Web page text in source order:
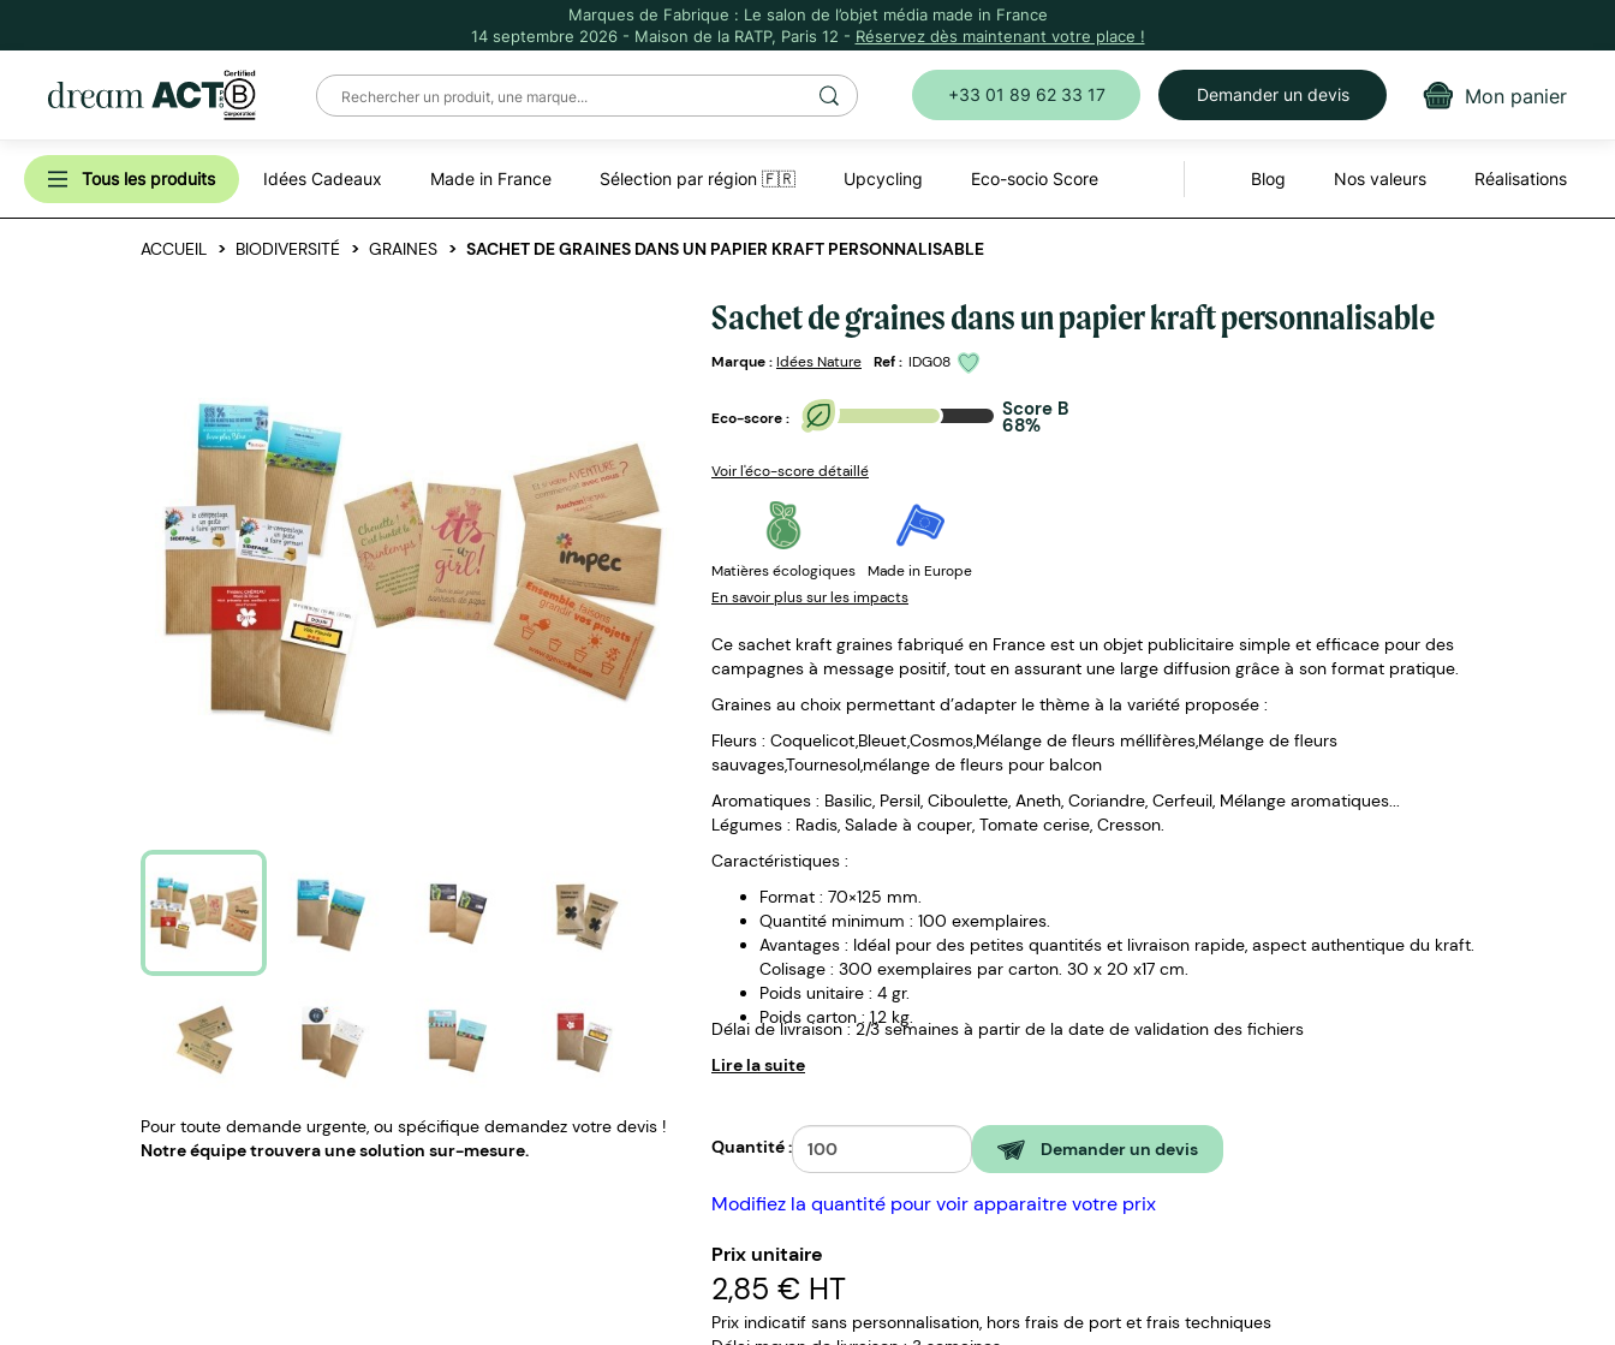
Marques de Fabrique : Le salon de l’objet média made in France
14 septembre 2026 - Maison de la RATP, Paris 12 - Réservez dès maintenant votre place !
+33 01 89 62 33 17 Demander un devis Mon panier
Tous les produits Idées Cadeaux Made in France Sélection par région 🇫🇷 Upcycling Eco-socio Score Blog Nos valeurs Réalisations
ACCUEIL BIODIVERSITÉ GRAINES SACHET DE GRAINES DANS UN PAPIER KRAFT PERSONNALISABLE
Pour toute demande urgente, ou spécifique demandez votre devis !
Notre équipe trouvera une solution sur-mesure.
Sachet de graines dans un papier kraft personnalisable
Marque :Idées Nature Ref : IDG08
Eco-score : Score B
68%
Voir l'éco-score détaillé
Matières écologiques
Made in Europe
En savoir plus sur les impacts
Ce sachet kraft graines fabriqué en France est un objet publicitaire simple et efficace pour des
campagnes à message positif, tout en assurant une large diffusion grâce à son format pratique.
Graines au choix permettant d’adapter le thème à la variété proposée :
Fleurs : Coquelicot,Bleuet,Cosmos,Mélange de fleurs méllifères,Mélange de fleurs
sauvages,Tournesol,mélange de fleurs pour balcon
Aromatiques : Basilic, Persil, Ciboulette, Aneth, Coriandre, Cerfeuil, Mélange aromatiques...
Légumes : Radis, Salade à couper, Tomate cerise, Cresson.
Caractéristiques :
Format : 70×125 mm.
Quantité minimum : 100 exemplaires.
Avantages : Idéal pour des petites quantités et livraison rapide, aspect authentique du kraft.
Colisage : 300 exemplaires par carton. 30 x 20 x17 cm.
Poids unitaire : 4 gr.
Poids carton : 1,2 kg.
Délai de livraison : 2/3 semaines à partir de la date de validation des fichiers
Lire la suite
Quantité : Demander un devis
Modifiez la quantité pour voir apparaitre votre prix
Prix unitaire
2,85 € HT
Prix indicatif sans personnalisation, hors frais de port et frais techniques